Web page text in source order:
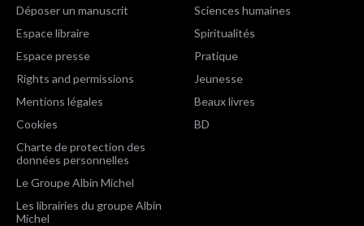
Déposer un manuscrit
Espace libraire
Espace presse
Rights and permissions
Mentions légales
Cookies
Charte de protection des
données personnelles
Le Groupe Albin Michel
Les librairies du groupe Albin
Michel
Sciences humaines
Spiritualités
Pratique
Jeunesse
Beaux livres
BD